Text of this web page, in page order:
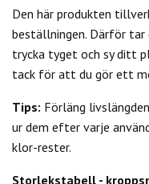
Den här produkten
beställningen. Därför
trycka tyget och sy ditt
tack för att du gör ett
Tips: Förläng
ur dem efter varje
klor-rester.
Storlekstabell -